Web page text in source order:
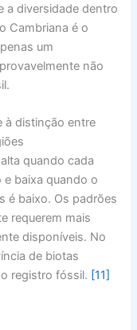
a diversidade dentro
Cambriana é o
um
não
à distinção entre
quando cada
baixa quando o
é baixo. Os padrões
requerem mais
disponíveis. No
de biotas
registro fóssil. [11]